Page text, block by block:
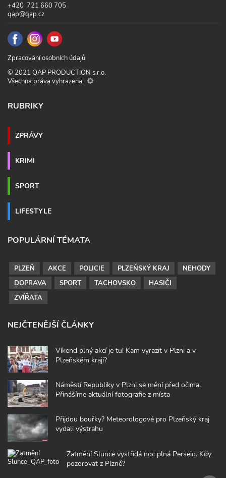
+420 721 660 705
qap@qap.cz
Zpracování osobních údajů
© 2021 QAP PRODUCTION s.r.o.
Všechna práva vyhrazena.
RUBRIKY
ZPRÁVY
KRIMI
SPORT
LIFESTYLE
POPULÁRNÍ TÉMATA
PLZEŇ AKCE POLICIE PLZEŇSKÝ KRAJ
NEHODY
DOPRAVA
SPORT TACHOVSKO
HASIČI
ZVÍŘATA
NEJČTENĚJŠÍ ČLÁNKY
Víkend plný akcí je tu! Kam vyrazit v Plzni a v
Plzeňském kraji?
Náměstí Republiky v Plzni se mění před očima.
Přinášíme aktuální fotografie z místa
Přijdou bouřky? Meteorologové pro Plzeňský kraj
vydali výstrahu
Zatmění Slunce vystřídá noc plná Perseid. Kdy
pozorovat z Plzně?